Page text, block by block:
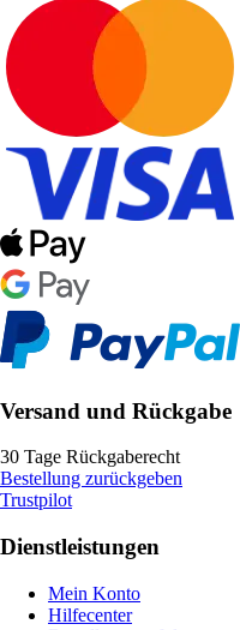
Versand und Rückgabe
30 Tage Rückgaberecht
Bestellung zurückgeben
Trustpilot
Dienstleistungen
Mein Konto
Hilfecenter